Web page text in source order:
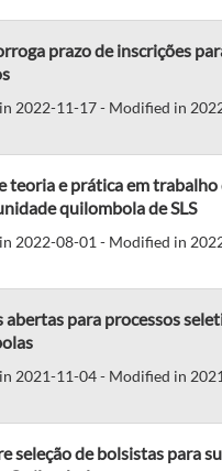
prazo de inscrições
2022-11-17 - Modified in
teoria e prática em
quilombola de SLS
2022-08-01 - Modified in
abertas para processos
2021-11-04 - Modified in
seleção de bolsistas para